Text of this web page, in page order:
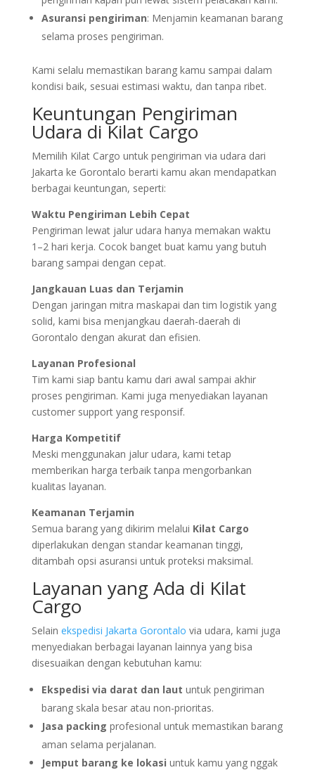
Asuransi pengiriman: Menjamin keamanan barang
selama proses pengiriman.
Kami selalu memastikan barang kamu sampai dalam
kondisi baik, sesuai estimasi waktu, dan tanpa ribet.
Keuntungan Pengiriman
Udara di Kilat Cargo
Memilih Kilat Cargo untuk pengiriman via udara dari
Jakarta ke Gorontalo berarti kamu akan mendapatkan
berbagai keuntungan, seperti:
Waktu Pengiriman Lebih Cepat
Pengiriman lewat jalur udara hanya memakan waktu
1–2 hari kerja. Cocok banget buat kamu yang butuh
barang sampai dengan cepat.
Jangkauan Luas dan Terjamin
Dengan jaringan mitra maskapai dan tim logistik yang
solid, kami bisa menjangkau daerah-daerah di
Gorontalo dengan akurat dan efisien.
Layanan Profesional
Tim kami siap bantu kamu dari awal sampai akhir
proses pengiriman. Kami juga menyediakan layanan
customer support yang responsif.
Harga Kompetitif
Meski menggunakan jalur udara, kami tetap
memberikan harga terbaik tanpa mengorbankan
kualitas layanan.
Keamanan Terjamin
Semua barang yang dikirim melalui Kilat Cargo
diperlakukan dengan standar keamanan tinggi,
ditambah opsi asuransi untuk proteksi maksimal.
Layanan yang Ada di Kilat
Cargo
Selain ekspedisi Jakarta Gorontalo via udara, kami juga
menyediakan berbagai layanan lainnya yang bisa
disesuaikan dengan kebutuhan kamu:
Ekspedisi via darat dan laut untuk pengiriman
barang skala besar atau non-prioritas.
Jasa packing profesional untuk memastikan barang
aman selama perjalanan.
Jemput barang ke lokasi untuk kamu yang nggak